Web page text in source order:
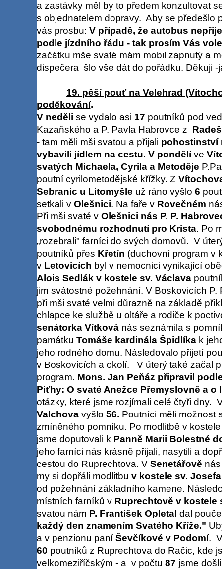
a zastávky měl by to předem konzultovat
s objednatelem dopravy. Aby se předešlo
vás prosbu: V případě, že autobus
podle jízdního řádu - tak prosím Vás
začátku mše svaté mám mobil zapnutý a
dispečera šlo vše dát do pořádku. Děkuji -
19. pěší pouť na Velehrad
poděkování.
V neděli se vydalo asi 17 poutníků pod
Kazaňského a P. Pavla Habrovce z
- tam měli mši svatou a přijali pohostinství
vybavili jídlem na cestu. V pondělíve
svatých Michaela, Cyrila a Metoděje
poutní cyrilometodějské křížky. Z
Sebranic u Litomyšle už ráno vyšlo 6
setkali v Olešnici. Na faře v Rovečném
Při mši svaté v Olešnici nás P. P.
svobodnému rozhodnutí pro Krista. Po
„rozebrali" farníci do svých domovů. V
poutníků přes Křetín (duchovní program v
v Letovicích byl v nemocnici vynikající
Alois Sedlák v kostele sv. Václava
jim svátostné požehnání. V Boskovicích P.
při mši svaté velmi důrazně na základě
chlapce ke službě u oltáře a rodiče k
senátorka Vítkovánás seznámila s
památku Tomáše kardinála Špidlíkak
jeho rodného domu. Následovalo přijetí
v Boskovicích a okolí. V úterý také začal
program. Mons. Jan Peňáz připravil
Piťhy: O svaté Anežce Přemyslovně a o
otázky, které jsme rozjímali celé čtyři dny.
Valchovavyšlo 56. Poutníci měli možnost
zmíněného pomníku. Po modlitbě v
jsme doputovali k Panně Marii Bolestné
jeho farníci nás krásně přijali, nasytili a
cestou do Ruprechtova. V Senetářově
my si dopřáli modlitbu v kostele sv.
od požehnání základního kamene.
místních farníků v Ruprechtově v kostele
svatou nám P. František Opletal dal
každý den znamením Svatého Kříže."
a v penzionu paní Ševčíkové v Podomí.
60 poutníků z Ruprechtova do Račic, kde
velkomeziříčským - a v počtu 87 jsme